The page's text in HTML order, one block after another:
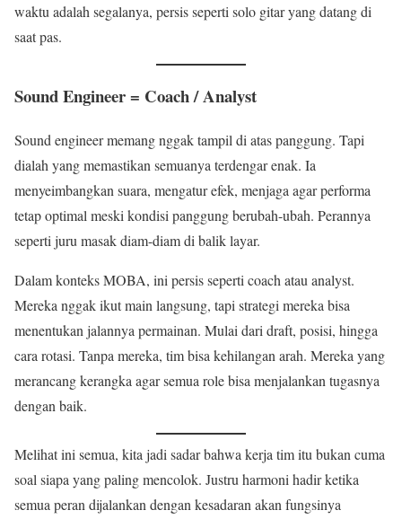
waktu adalah segalanya, persis seperti solo gitar yang datang di
saat pas.
Sound Engineer = Coach / Analyst
Sound engineer memang nggak tampil di atas panggung. Tapi
dialah yang memastikan semuanya terdengar enak. Ia
menyeimbangkan suara, mengatur efek, menjaga agar performa
tetap optimal meski kondisi panggung berubah-ubah. Perannya
seperti juru masak diam-diam di balik layar.
Dalam konteks MOBA, ini persis seperti coach atau analyst.
Mereka nggak ikut main langsung, tapi strategi mereka bisa
menentukan jalannya permainan. Mulai dari draft, posisi, hingga
cara rotasi. Tanpa mereka, tim bisa kehilangan arah. Mereka yang
merancang kerangka agar semua role bisa menjalankan tugasnya
dengan baik.
Melihat ini semua, kita jadi sadar bahwa kerja tim itu bukan cuma
soal siapa yang paling mencolok. Justru harmoni hadir ketika
semua peran dijalankan dengan kesadaran akan fungsinya